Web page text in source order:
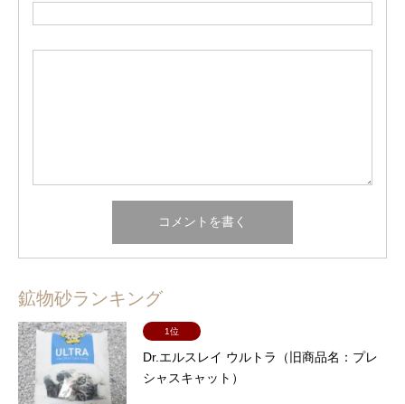
鉱物砂ランキング
1位
Dr.エルスレイ ウルトラ（旧商品名：プレ
シャスキャット）